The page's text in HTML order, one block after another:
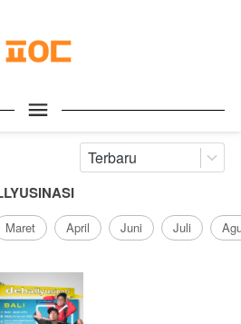
Terbaru
Maret April Juni Juli